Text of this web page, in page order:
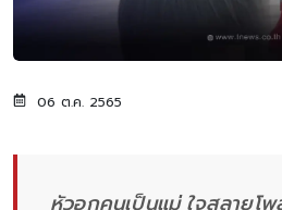
06 ต.ค. 2565
หัวอกคนเป็นแม่ ใจสลายโ